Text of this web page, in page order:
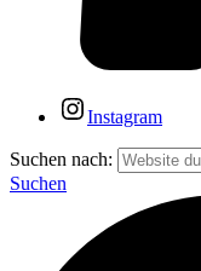
Instagram
Suchen nach:
Suchen